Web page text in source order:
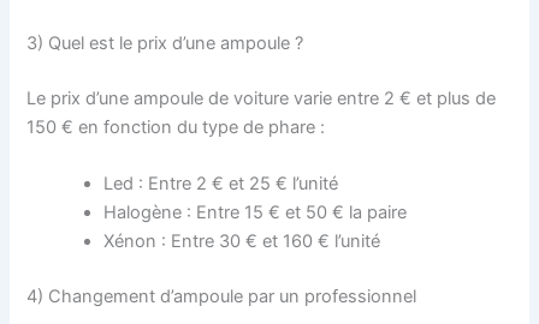
3) Quel est le prix d’une ampoule ?
Le prix d’une ampoule de voiture varie entre 2 € et plus de
150 € en fonction du type de phare :
Led : Entre 2 € et 25 € l’unité
Halogène : Entre 15 € et 50 € la paire
Xénon : Entre 30 € et 160 € l’unité
4) Changement d’ampoule par un professionnel